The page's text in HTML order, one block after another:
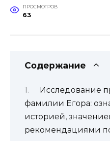
ПРОСМОТРОВ
63
Содержание
Исследование
фамилии Егора:
историей,
рекомендациями